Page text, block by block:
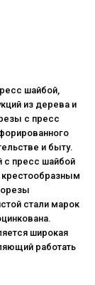
шайбой,
из дерева и
с пресс
и быту.
с пресс шайбой
крестообразным
стали марок
широкая
работать